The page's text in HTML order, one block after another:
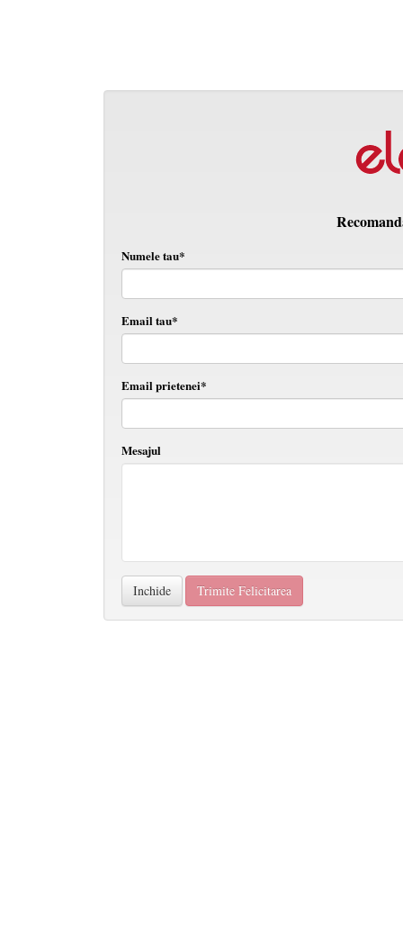
Numele tau*
Email tau*
Email prietenei*
Mesajul